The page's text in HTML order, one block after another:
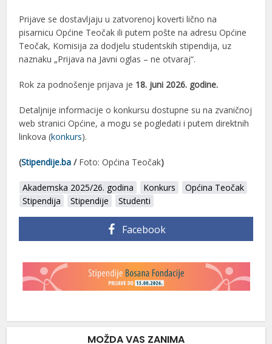
Prijave se dostavljaju u zatvorenoj koverti lično na
pisarnicu Općine Teočak ili putem pošte na adresu Općine
Teočak, Komisija za dodjelu studentskih stipendija, uz
naznaku „Prijava na Javni oglas – ne otvaraj“.
Rok za podnošenje prijava je 18. juni 2026. godine.
Detaljnije informacije o konkursu dostupne su na zvaničnoj
web stranici Općine, a mogu se pogledati i putem direktnih
linkova (konkurs).
(Stipendije.ba / Foto: Općina Teočak)
Akademska 2025/26. godina Konkurs
Općina Teočak
Stipendija
Stipendije Studenti
Facebook
MOŽDA VAS ZANIMA